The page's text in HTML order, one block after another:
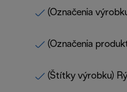
(Označenia
(Označenia
(Štítky výrobku)